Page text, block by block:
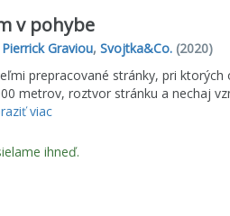
v pohybe
Pierrick Graviou, Svojtka&Co.(2020)
prepracované stránky, pri
metrov, roztvor stránku a nechaj
viac
ihneď.